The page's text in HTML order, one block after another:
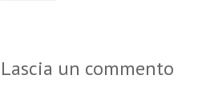
Lascia un commento